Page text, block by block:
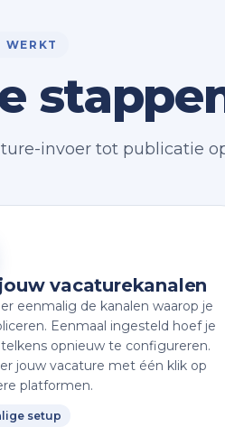
WERKT
invoer tot publicatie
vacaturekanalen
eenmalig de kanalen waarop je
Eenmaal ingesteld hoef je
opnieuw te configureren.
jouw vacature met één klik op
platformen.
setup